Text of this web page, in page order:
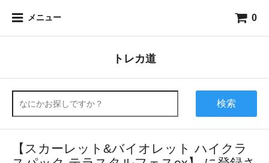
メニュー 0
トレカ道
検索
【スカーレット&バイオレット ハイクラ